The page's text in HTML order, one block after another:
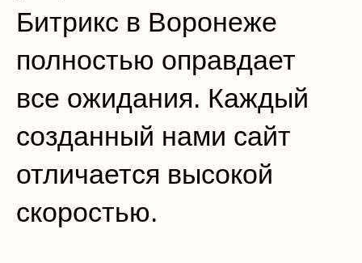
Битрикс в Воронеже
полностью оправдает
все ожидания. Каждый
созданный нами сайт
отличается высокой
скоростью.